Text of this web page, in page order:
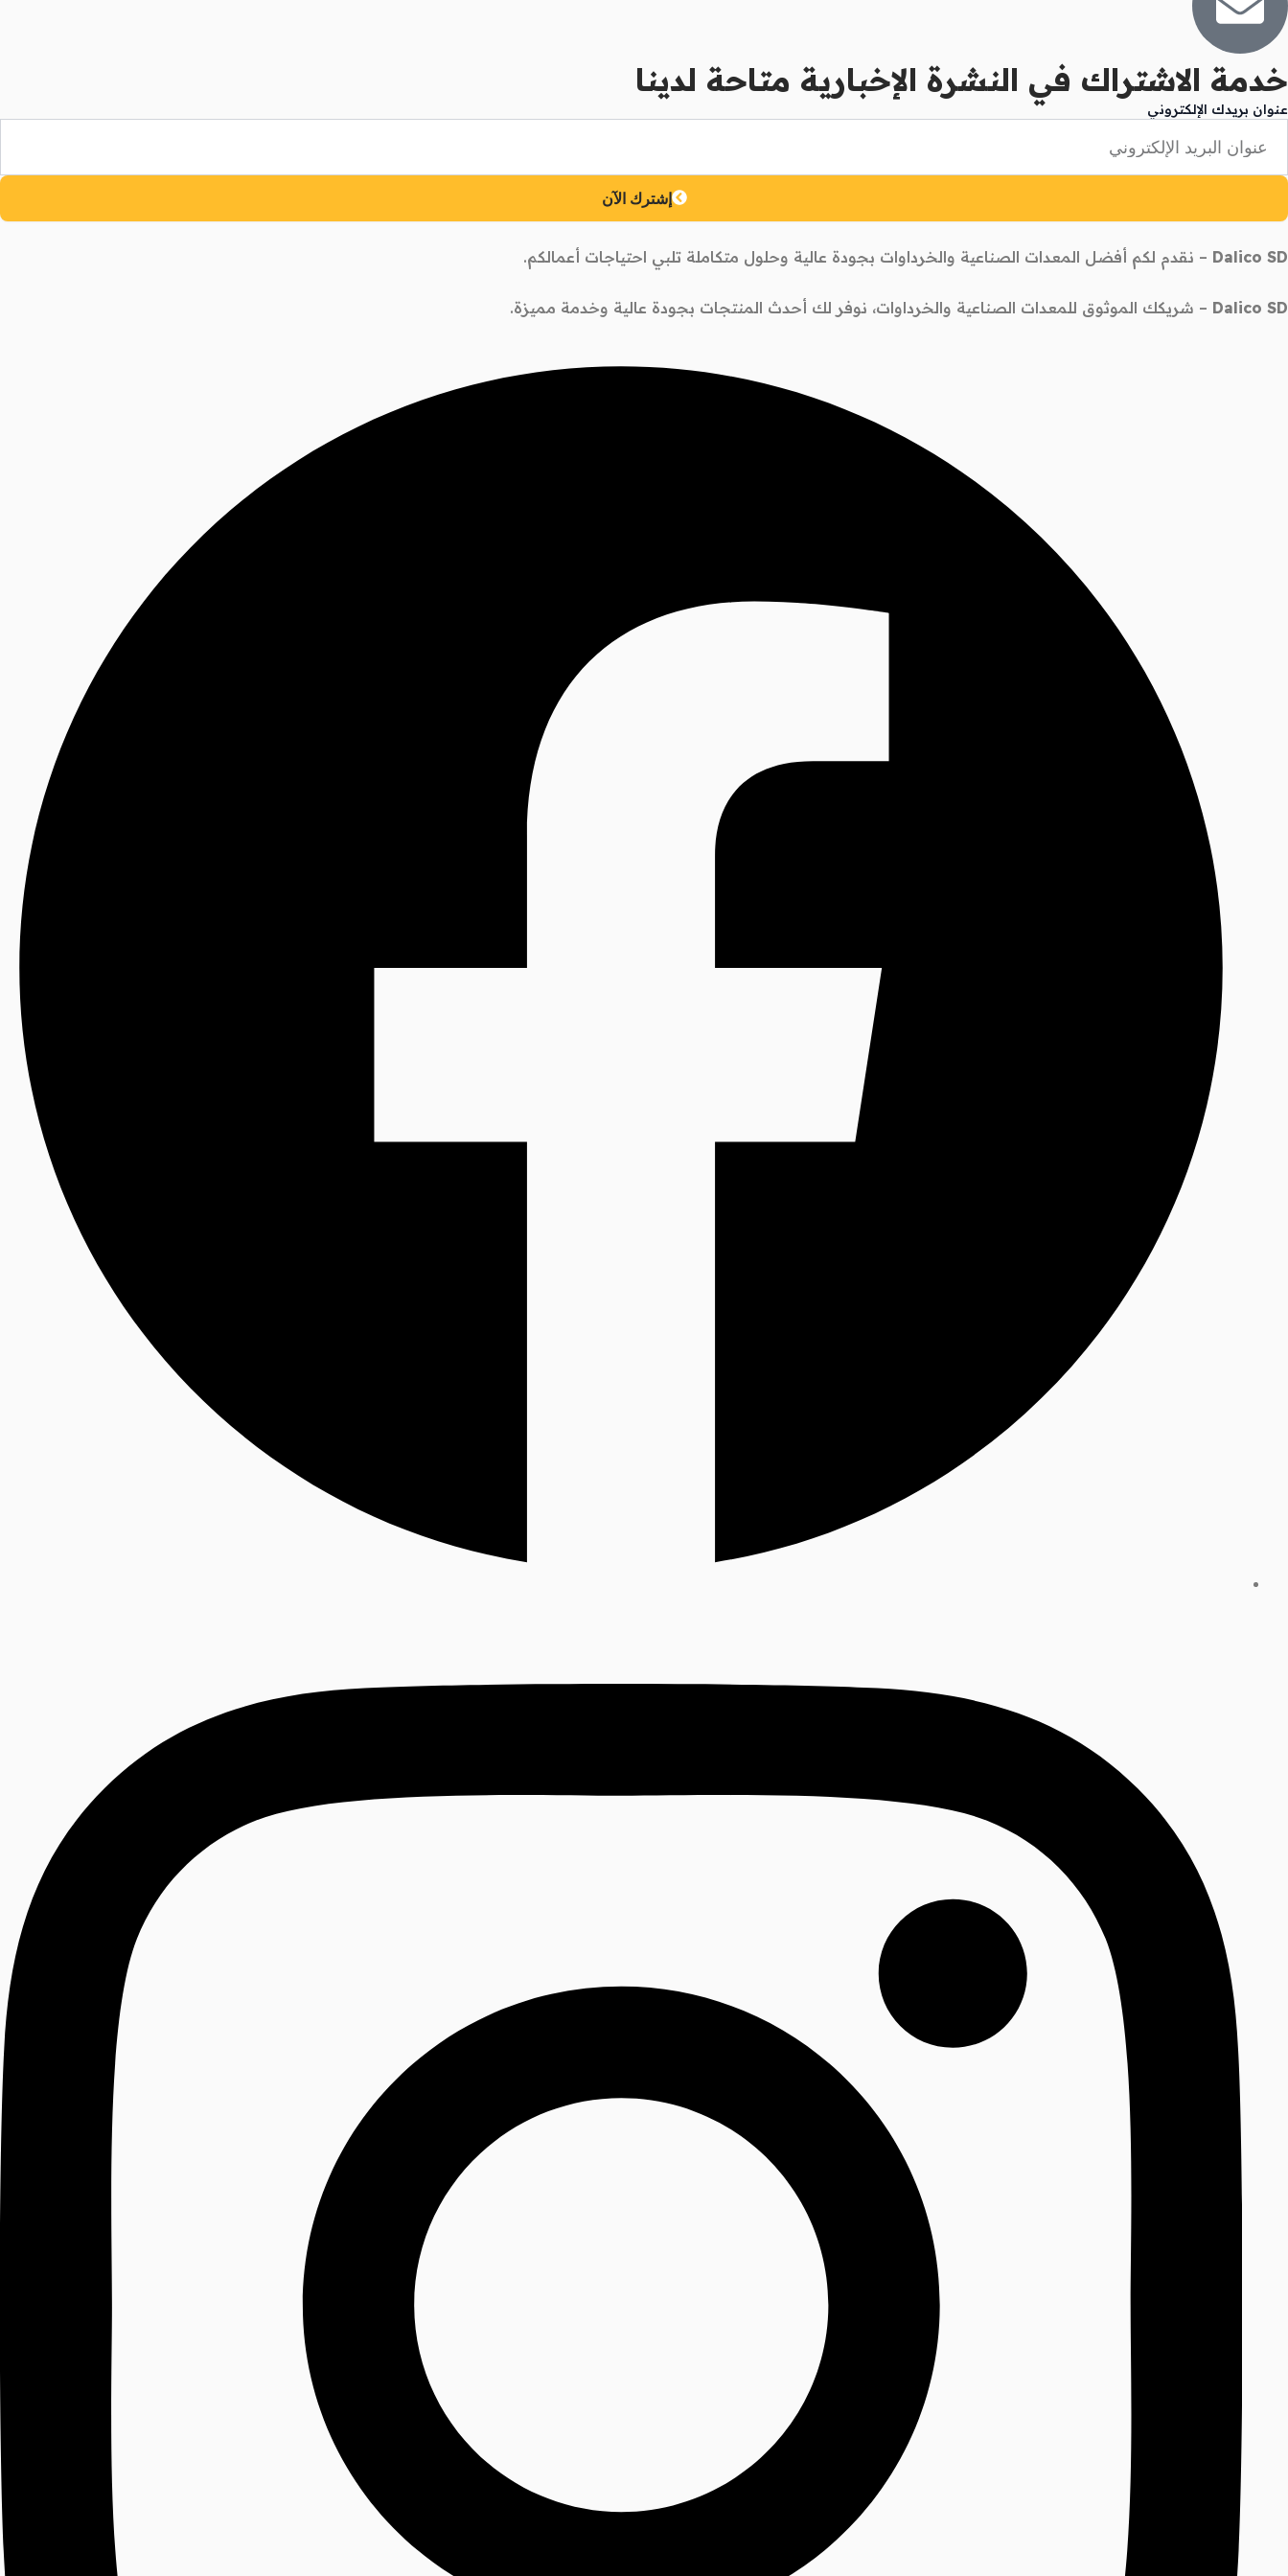
خدمة الاشتراك في النشرة الإخبارية متاحة لدينا
عنوان بريدك الإلكتروني
إشترك الآن
Dalico SD – نقدم لكم أفضل المعدات الصناعية والخرداوات بجودة عالية وحلول متكاملة تلبي احتياجات أعمالكم.
Dalico SD – شريكك الموثوق للمعدات الصناعية والخرداوات، نوفر لك أحدث المنتجات بجودة عالية وخدمة مميزة.